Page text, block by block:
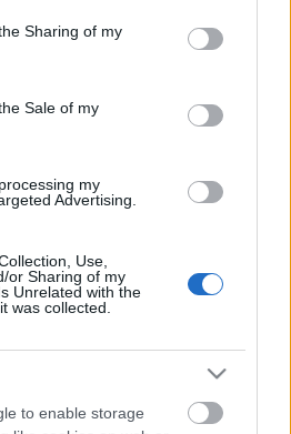
usage behaviour. You may click to
and its third-party tags to
purposes in below Google
Sharing of my
Sale of my
my
Advertising.
Use,
or Sharing of my
Unrelated with the
was collected.
to enable storage
igekötők
tanaram', aki az ilyeneket
de kissé okítóan feddő
vótak